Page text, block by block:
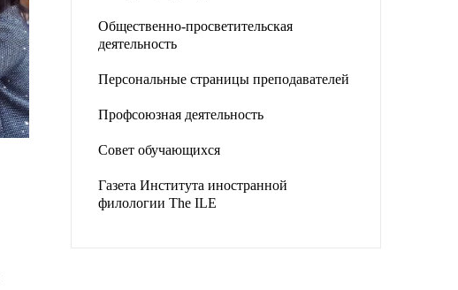
Общественно-просветительская
деятельность
Персональные страницы преподавателей
Профсоюзная деятельность
Совет обучающихся
Газета Института иностранной
филологии The ILE